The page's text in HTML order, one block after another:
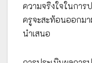
ความจริงใจในกา
ครูจะสะท้อนออกมา
นำเสนอ